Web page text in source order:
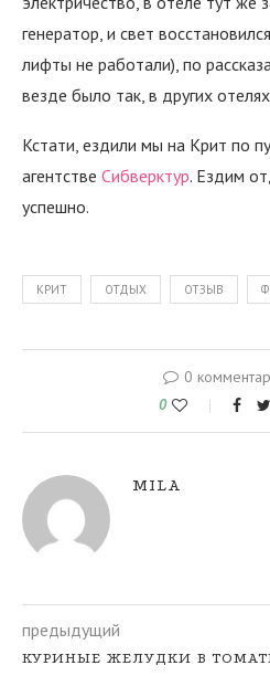
генератор, и свет
лифты не работали), по
везде было так, в других
Кстати, ездили мы на Крит по
агентстве Сибверктур. Ездим
успешно.
КРИТ ОТДЫХ ОТЗЫВ
0
0
MILA
предыдущий
КУРИНЫЕ ЖЕЛУДКИ В